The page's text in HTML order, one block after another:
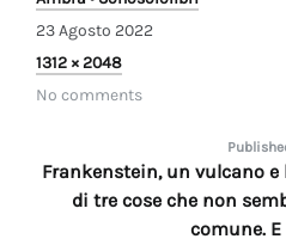
23 Agosto 2022
Full
size
1312 × 2048
No comments
Navigazione
articoli
Frankenstein, un vulcano
di tre cose che non
comune. E